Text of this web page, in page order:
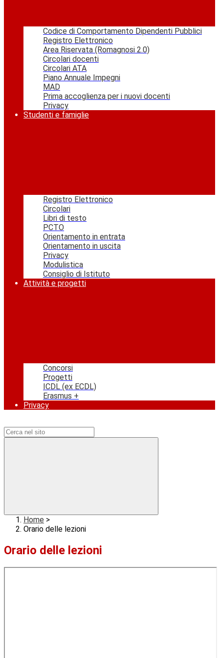
Codice di Comportamento Dipendenti Pubblici
Registro Elettronico
Area Riservata (Romagnosi 2.0)
Circolari docenti
Circolari ATA
Piano Annuale Impegni
MAD
Prima accoglienza per i nuovi docenti
Privacy
Studenti e famiglie
Registro Elettronico
Circolari
Libri di testo
PCTO
Orientamento in entrata
Orientamento in uscita
Privacy
Modulistica
Consiglio di Istituto
Attività e progetti
Concorsi
Progetti
ICDL (ex ECDL)
Erasmus +
Privacy
Home >
Orario delle lezioni
Orario delle lezioni